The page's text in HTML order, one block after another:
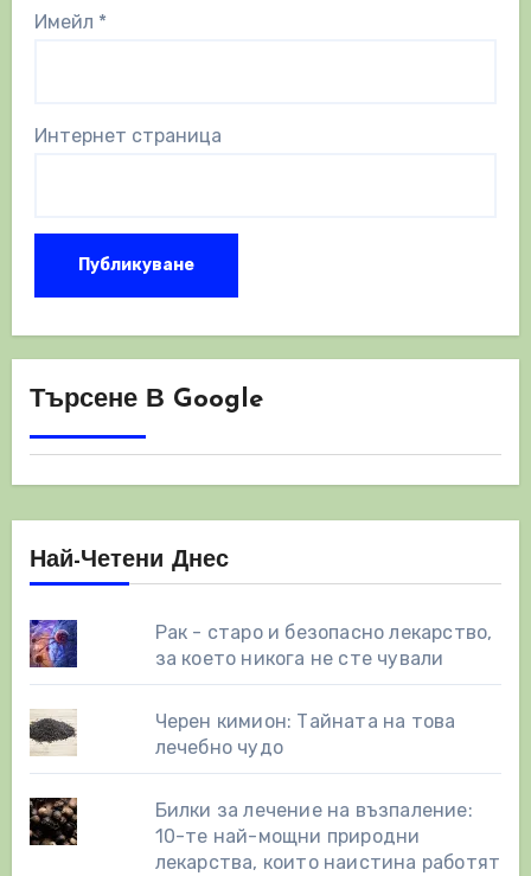
Имейл *
Интернет страница
Търсене В Google
Най-Четени Днес
Рак - старо и безопасно лекарство,
за което никога не сте чували
Черен кимион: Тайната на това
лечебно чудо
Билки за лечение на възпаление:
10-те най-мощни природни
лекарства, които наистина работят